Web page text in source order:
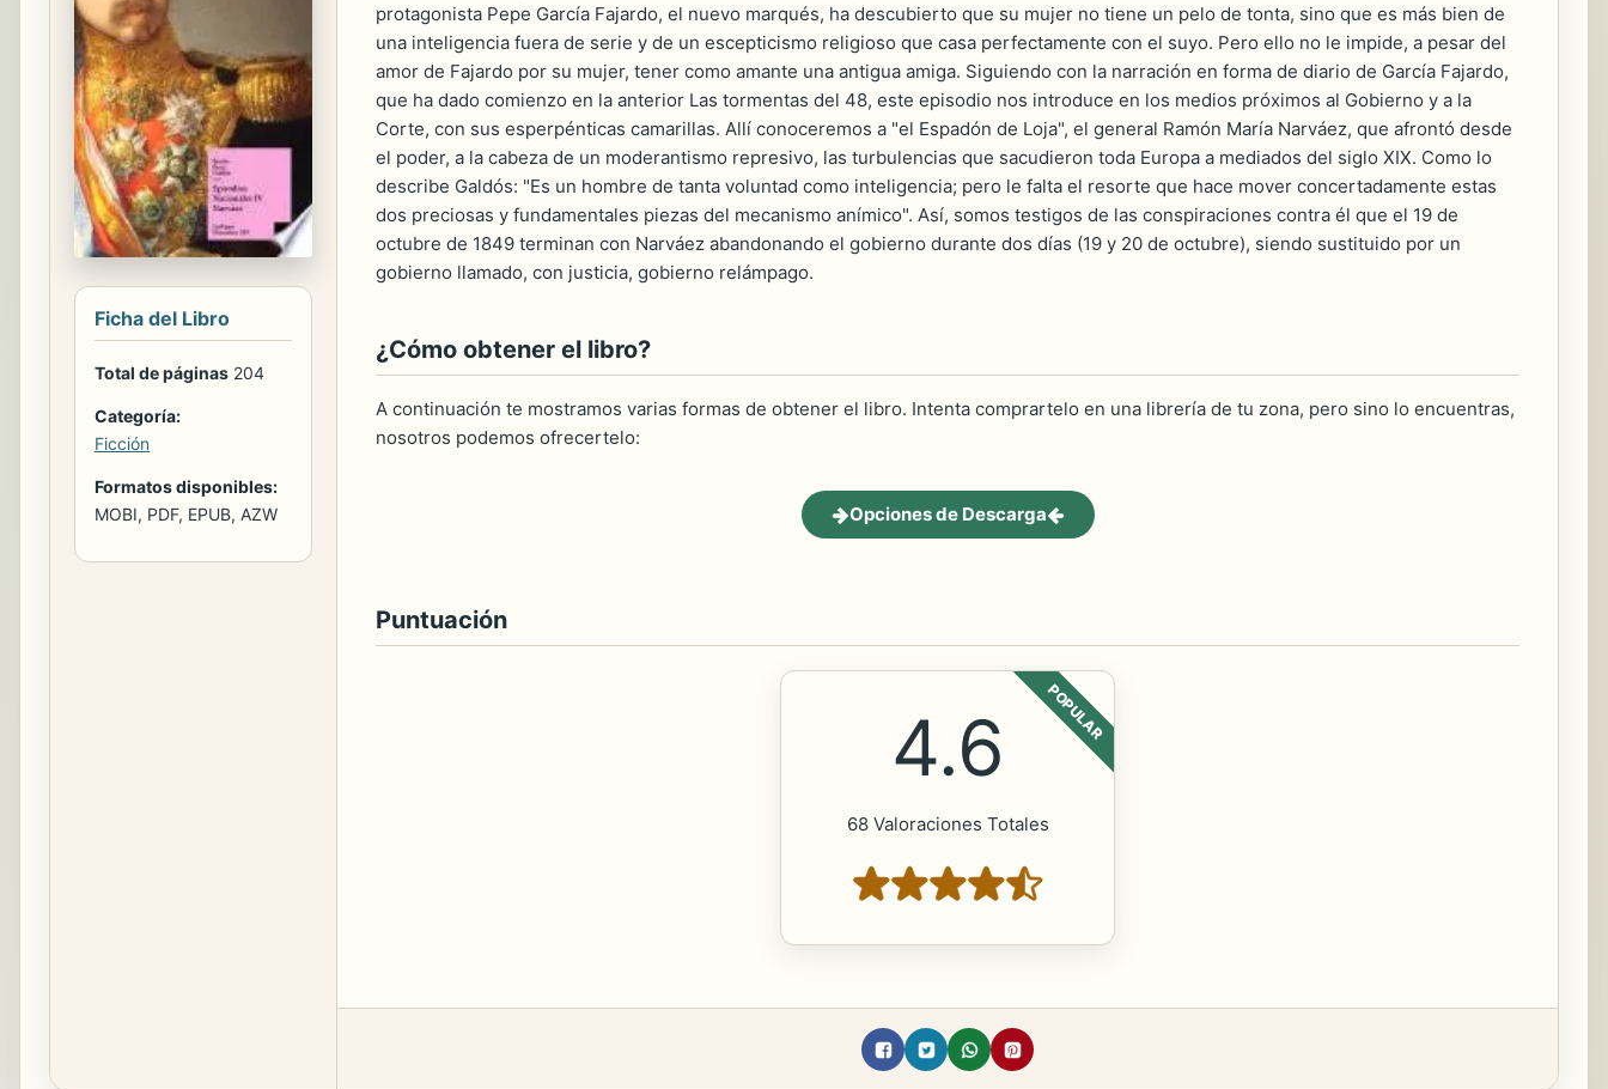
Ficha del Libro
Total de páginas 204
Categoría:
Ficción
Formatos disponibles:
MOBI, PDF, EPUB, AZW
protagonista Pepe García Fajardo, el nuevo marqués, ha descubierto que su mujer no tiene un pelo de tonta, sino que es más bien de
una inteligencia fuera de serie y de un escepticismo religioso que casa perfectamente con el suyo. Pero ello no le impide, a pesar del
amor de Fajardo por su mujer, tener como amante una antigua amiga. Siguiendo con la narración en forma de diario de García Fajardo,
que ha dado comienzo en la anterior Las tormentas del 48, este episodio nos introduce en los medios próximos al Gobierno y a la
Corte, con sus esperpénticas camarillas. Allí conoceremos a "el Espadón de Loja", el general Ramón María Narváez, que afrontó desde
el poder, a la cabeza de un moderantismo represivo, las turbulencias que sacudieron toda Europa a mediados del siglo XIX. Como lo
describe Galdós: "Es un hombre de tanta voluntad como inteligencia; pero le falta el resorte que hace mover concertadamente estas
dos preciosas y fundamentales piezas del mecanismo anímico". Así, somos testigos de las conspiraciones contra él que el 19 de
octubre de 1849 terminan con Narváez abandonando el gobierno durante dos días (19 y 20 de octubre), siendo sustituido por un
gobierno llamado, con justicia, gobierno relámpago.
¿Cómo obtener el libro?
A continuación te mostramos varias formas de obtener el libro. Intenta comprartelo en una librería de tu zona, pero sino lo encuentras,
nosotros podemos ofrecertelo:
Opciones de Descarga
Puntuación
POPULAR
4.6
68 Valoraciones Totales